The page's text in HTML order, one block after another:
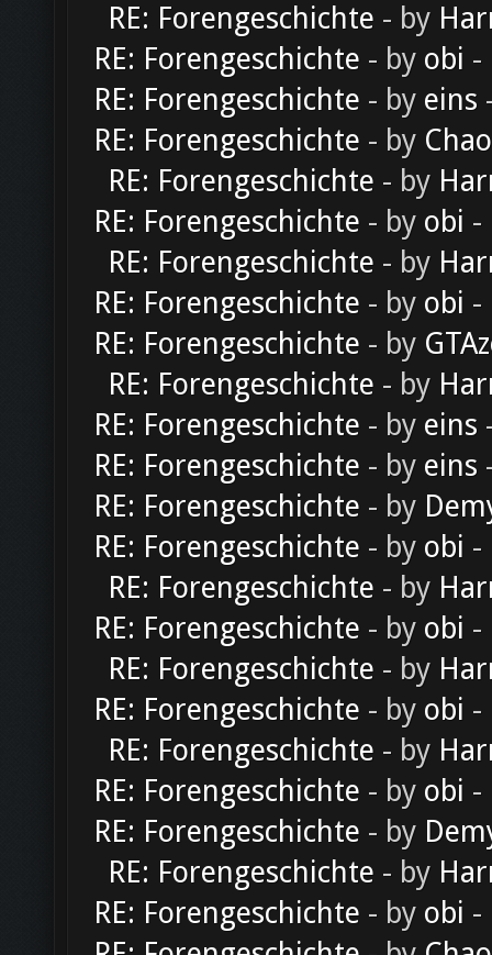
RE: Forengeschichte - by
RE: Forengeschichte - by obi -
RE: Forengeschichte - by eins
RE: Forengeschichte - by
RE: Forengeschichte - by
RE: Forengeschichte - by obi -
RE: Forengeschichte - by
RE: Forengeschichte - by obi -
RE: Forengeschichte - by
RE: Forengeschichte - by
RE: Forengeschichte - by eins
RE: Forengeschichte - by eins
RE: Forengeschichte - by
RE: Forengeschichte - by obi -
RE: Forengeschichte - by
RE: Forengeschichte - by obi -
RE: Forengeschichte - by
RE: Forengeschichte - by obi -
RE: Forengeschichte - by
RE: Forengeschichte - by obi -
RE: Forengeschichte - by
RE: Forengeschichte - by
RE: Forengeschichte - by obi -